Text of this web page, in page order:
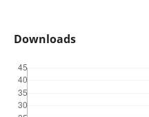
Downloads